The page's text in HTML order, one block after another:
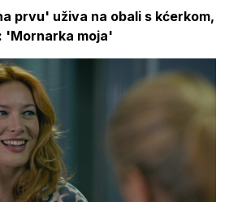
prvu' uživa na obali s kćerkom,
'Mornarka moja'